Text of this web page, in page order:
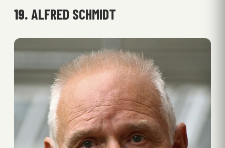
19. ALFRED SCHMIDT